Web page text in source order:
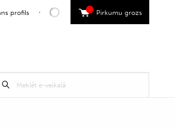
profils Pirkumu grozs
0
Meklēt